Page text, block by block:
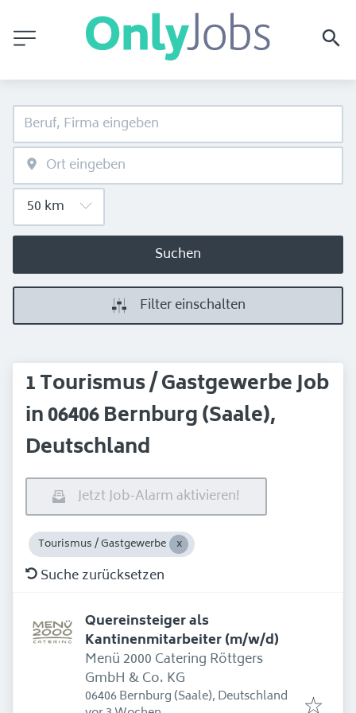
Suchen
Filter einschalten
1 Tourismus / Gastgewerbe Job
in 06406 Bernburg (Saale),
Deutschland
Jetzt Job-Alarm aktivieren!
Tourismus / Gastgewerbe
Suche zurücksetzen
Quereinsteiger als
Kantinenmitarbeiter (m/w/d)
Menü 2000 Catering Röttgers
GmbH & Co. KG
06406 Bernburg (Saale), Deutschland